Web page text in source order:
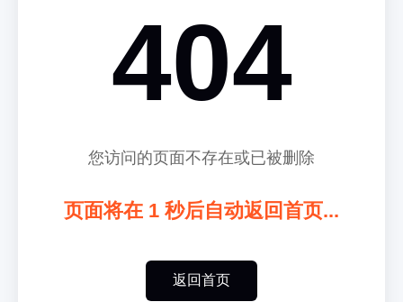
404
您访问的页面不存在或已被删除
页面将在 1 秒后自动返回首页...
返回首页